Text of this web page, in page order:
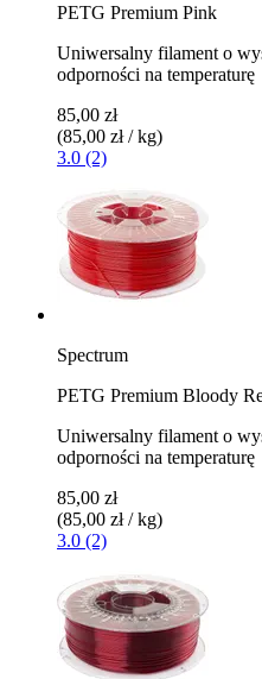
PETG Premium Pink
Uniwersalny filament o
odporności na temperaturę
85,00 zł
(85,00 zł / kg)
3.0 (2)
Spectrum
PETG Premium Bloody
Uniwersalny filament o
odporności na temperaturę
85,00 zł
(85,00 zł / kg)
3.0 (2)